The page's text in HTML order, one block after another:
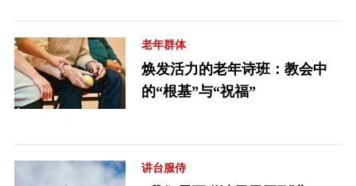
老年群体
焕发活力的老年诗班：教会中
的“根基”与“祝福”
讲台服侍